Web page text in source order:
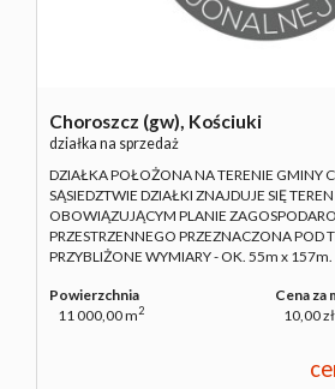
Choroszcz (gw), Kościuki
działka na sprzedaż
DZIAŁKA POŁOŻONA NA TERENIE GMINY
SĄSIEDZTWIE DZIAŁKI ZNAJDUJE SIĘ
OBOWIĄZUJĄCYM PLANIE
PRZESTRZENNEGO PRZEZNACZONA POD
PRZYBLIŻONE WYMIARY - OK. 55m x 157m.
Powierzchnia
11 000,00 m2
Cena za
10,00 zł